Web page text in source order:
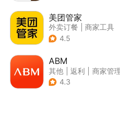
美团管家
外卖订餐
商家工具
4.5
ABM
其他 返利
商家管
| 海淘
4.3